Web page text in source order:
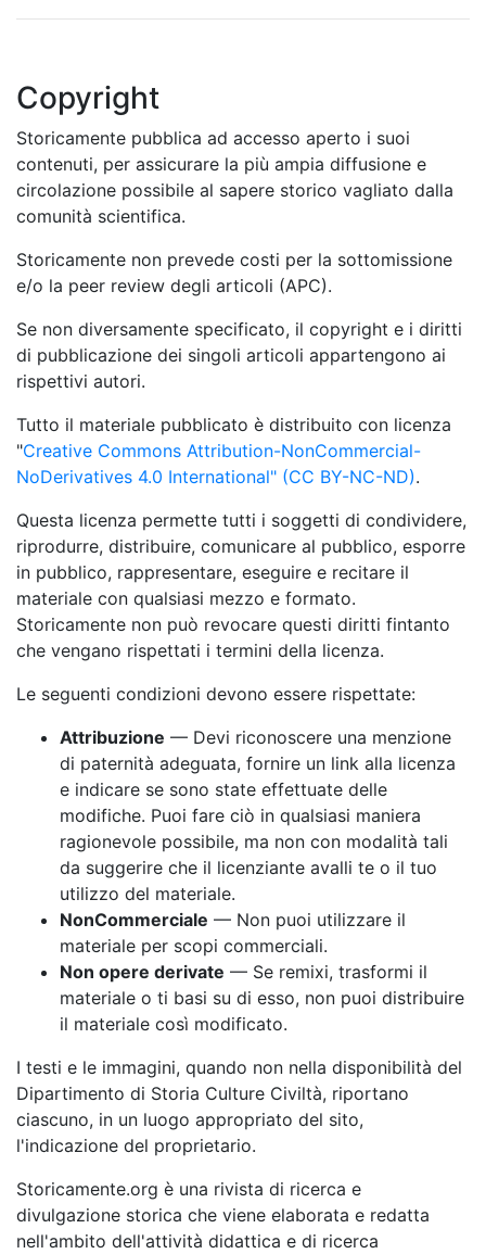
Copyright
Storicamente pubblica ad accesso aperto i suoi
contenuti, per assicurare la più ampia diffusione e
circolazione possibile al sapere storico vagliato dalla
comunità scientifica.
Storicamente non prevede costi per la sottomissione
e/o la peer review degli articoli (APC).
Se non diversamente specificato, il copyright e i diritti
di pubblicazione dei singoli articoli appartengono ai
rispettivi autori.
Tutto il materiale pubblicato è distribuito con licenza
"Creative Commons Attribution-NonCommercial-
NoDerivatives 4.0 International" (CC BY-NC-ND).
Questa licenza permette tutti i soggetti di condividere,
riprodurre, distribuire, comunicare al pubblico, esporre
in pubblico, rappresentare, eseguire e recitare il
materiale con qualsiasi mezzo e formato.
Storicamente non può revocare questi diritti fintanto
che vengano rispettati i termini della licenza.
Le seguenti condizioni devono essere rispettate:
Attribuzione — Devi riconoscere una menzione
di paternità adeguata, fornire un link alla licenza
e indicare se sono state effettuate delle
modifiche. Puoi fare ciò in qualsiasi maniera
ragionevole possibile, ma non con modalità tali
da suggerire che il licenziante avalli te o il tuo
utilizzo del materiale.
NonCommerciale — Non puoi utilizzare il
materiale per scopi commerciali.
Non opere derivate — Se remixi, trasformi il
materiale o ti basi su di esso, non puoi distribuire
il materiale così modificato.
I testi e le immagini, quando non nella disponibilità del
Dipartimento di Storia Culture Civiltà, riportano
ciascuno, in un luogo appropriato del sito,
l'indicazione del proprietario.
Storicamente.org è una rivista di ricerca e
divulgazione storica che viene elaborata e redatta
nell'ambito dell'attività didattica e di ricerca